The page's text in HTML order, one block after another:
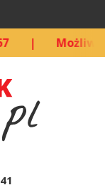
Możliwość